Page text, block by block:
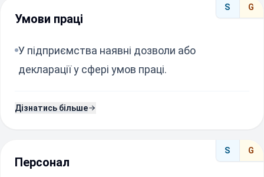
S G
Умови праці
У підприємства наявні дозволи або
декларації у сфері умов праці.
Дізнатись більше
S G
Персонал